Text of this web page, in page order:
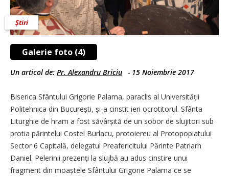
Galerie foto (4)
Știri
Un articol de: Pr. Alexandru Briciu - 15 Noiembrie 2017
Biserica Sfântului Grigorie Palama, paraclis al Universității
Politehnica din București, și-a cinstit ieri ocrotitorul. Sfânta
Liturghie de hram a fost săvârșită de un sobor de slujitori sub
protia părintelui Costel Burlacu, protoiereu al Protopopiatului
Sector 6 Capitală, delegatul Preafericitului Părinte Patriarh
Daniel. Pelerinii prezenți la slujbă au adus cinstire unui
fragment din moaștele Sfântului Grigorie Palama ce se